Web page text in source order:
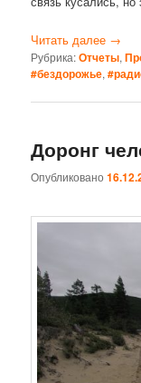
Читать далее →
Рубрика:Отчеты,
#бездорожье,
Доронг
Опубликовано